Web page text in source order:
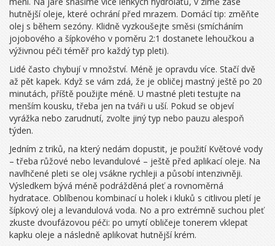
hutnější oleje, které ochrání před mrazem. Domácí tip: změňte
olej s během sezóny. Klidně vyzkoušejte směsi (smícháním
jojobového a šípkového v poměru 2:1 dostanete lehoučkou a
výživnou péči téměř pro každý typ pleti).
Lidé často chybují v množství. Méně je opravdu více. Stačí dvě
až pět kapek. Když se vám zdá, že je obličej mastný ještě po 20
minutách, příště použijte méně. U mastné pleti testujte na
menším kousku, třeba jen na tváři u uší. Pokud se objeví
vyrážka nebo zarudnutí, zvolte jiný typ nebo pauzu alespoň
týden.
Jedním z triků, na který nedám dopustit, je použití Květové vody
– třeba růžové nebo levandulové – ještě před aplikací oleje. Na
navlhčené pleti se olej vsákne rychleji a působí intenzivněji.
Výsledkem bývá méně podrážděná pleť a rovnoměrná
hydratace. Oblíbenou kombinací u holek i kluků s citlivou pletí je
šípkový olej a levandulová voda. No a pro extrémně suchou pleť
zkuste dvoufázovou péči: po umytí obličeje tonerem vklepat
kapku oleje a následně aplikovat hutnější krém.